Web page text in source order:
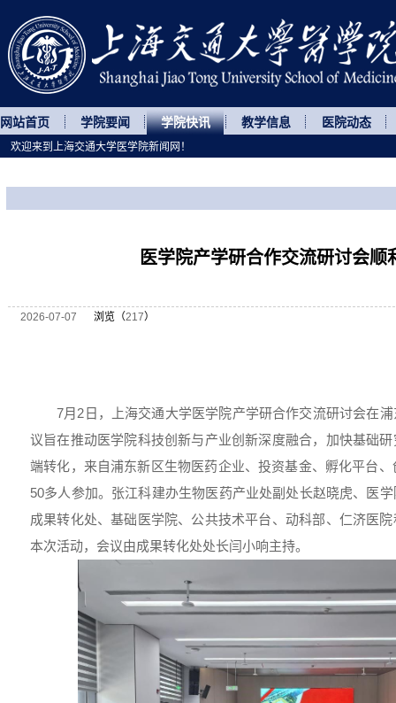
网站首页 学院要闻 学院快讯 教学信息 医院动态
医学院产学研合作交流研讨会顺
2026-07-07 浏览（217）
7月2日，上海交通大学医学院产学研合作交流研讨会在
议旨在推动医学院科技创新与产业创新深度融合，加快基础
端转化，来自浦东新区生物医药企业、投资基金、孵化平台
50多人参加。张江科建办生物医药产业处副处长赵晓虎、医
成果转化处、基础医学院、公共技术平台、动科部、仁济医
本次活动，会议由成果转化处处长闫小响主持。
欢迎来到上海交通大学医学院新闻网！